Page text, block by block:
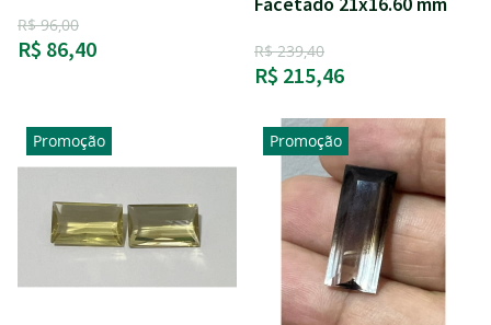
R$ 96,00
R$ 86,40 R$ 239,40
R$ 215,46
Promoção Promoção